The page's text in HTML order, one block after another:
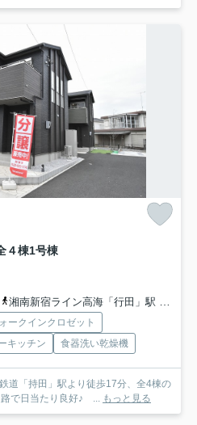
４棟1号棟
湘南新宿ライン高海「行田」駅 徒歩23分
ークインクロゼット
キッチン 食器洗い乾燥機
道「持田」駅より徒歩17分、全4棟の
で日当たり良好♪ ... もっと見る